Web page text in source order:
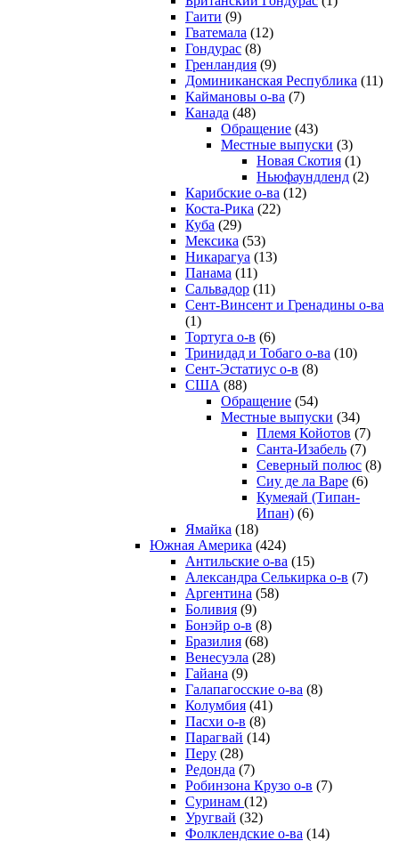
Гаити (9)
Гватемала (12)
Гондурас (8)
Гренландия (9)
Доминиканская Республика (11)
Каймановы о-ва (7)
Канада (48)
Обращение (43)
Местные выпуски (3)
Новая Скотия (1)
Ньюфаундленд (2)
Карибские о-ва (12)
Коста-Рика (22)
Куба (29)
Мексика (53)
Никарагуа (13)
Панама (11)
Сальвадор (11)
Сент-Винсент и Гренадины о-ва
(1)
Тортуга о-в (6)
Тринидад и Тобаго о-ва (10)
Сент-Эстатиус о-в (8)
США (88)
Обращение (54)
Местные выпуски (34)
Племя Койотов (7)
Санта-Изабель (7)
Северный полюс (8)
Сиу де ла Варе (6)
Кумеяай (Типан-
Ипан) (6)
Ямайка (18)
Южная Америка (424)
Антильские о-ва (15)
Александра Селькирка о-в (7)
Аргентина (58)
Боливия (9)
Бонэйр о-в (8)
Бразилия (68)
Венесуэла (28)
Гайана (9)
Галапагосские о-ва (8)
Колумбия (41)
Пасхи о-в (8)
Парагвай (14)
Перу (28)
Редонда (7)
Робинзона Крузо о-в (7)
Суринам (12)
Уругвай (32)
Фолклендские о-ва (14)